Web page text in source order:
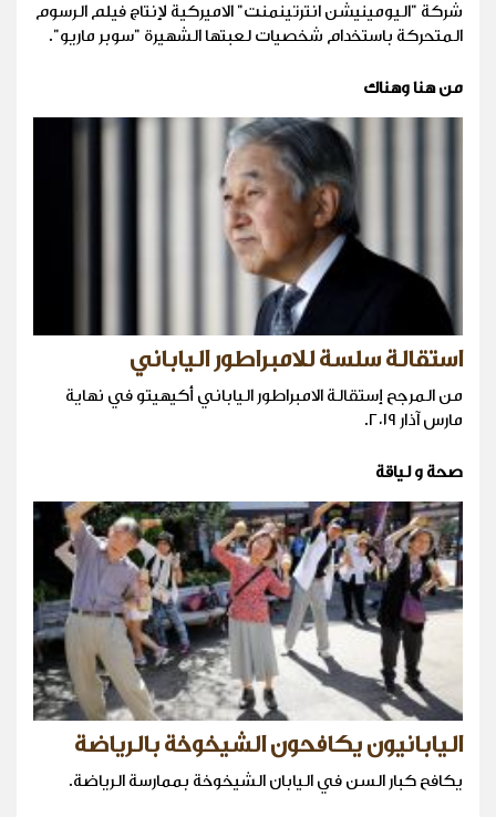
شركة "اليومينيشن انترتينمنت" الاميركية لإنتاج فيلم الرسوم
المتحركة باستخدام شخصيات لعبتها الشهيرة "سوبر ماريو".
من هنا وهناك
استقالة سلسة للامبراطور الياباني
من المرجح إستقالة الامبراطور الياباني أكيهيتو في نهاية
مارس آذار ٢٠١٩.
صحة و لياقة
اليابانيون يكافحون الشيخوخة بالرياضة
يكافح كبار السن في اليابان الشيخوخة بممارسة الرياضة.